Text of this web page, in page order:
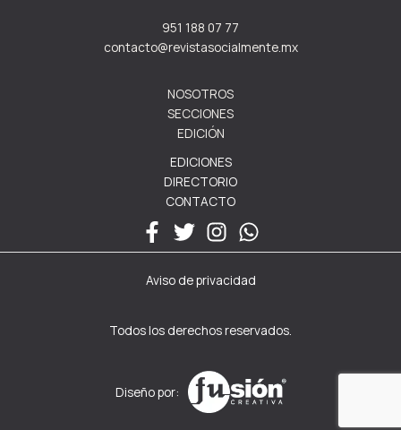
951 188 07 77
contacto@revistasocialmente.mx
NOSOTROS
SECCIONES
EDICIÓN
EDICIONES
DIRECTORIO
CONTACTO
Aviso de privacidad
Todos los derechos reservados.
Diseño por: